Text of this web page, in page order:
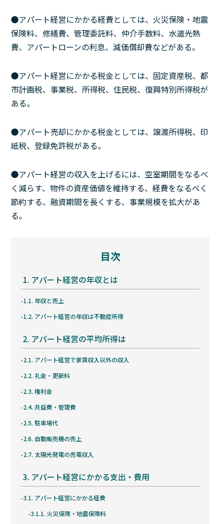
●アパート経営にかかる経費としては、火災保険・地震
保険料、修繕費、管理委託料、仲介手数料、水道光熱
費、アパートローンの利息、減価償却費などがある。
●アパート経営にかかる税金としては、固定資産税、都
市計画税、事業税、所得税、住民税、復興特別所得税が
ある。
●アパート売却にかかる税金としては、譲渡所得税、印
紙税、登録免許税がある。
●アパート経営の収入を上げるには、空室期間をなるべ
く減らす、物件の資産価値を維持する、経費をなるべく
節約する、融資期間を長くする、事業規模を拡大があ
る。
目次
1. アパート経営の年収とは
1.1. 年収と売上
1.2. アパート経営の年収は不動産所得
2. アパート経営の平均所得は
2.1. アパート経営で家賃収入以外の収入
2.2. 礼金・更新料
2.3. 権利金
2.4. 共益費・管理費
2.5. 駐車場代
2.6. 自動販売機の売上
2.7. 太陽光発電の売電収入
3. アパート経営にかかる支出・費用
3.1. アパート経営にかかる経費
3.1.1. 火災保険・地震保険料